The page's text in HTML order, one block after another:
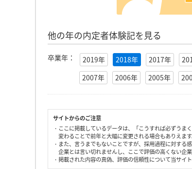
他の年の内定者体験記を見る
卒業年： 2019年 2018年 2017年
2007年
2006年 2005年
サイトからのご注意
・ここに掲載しているデータは、「こうすれば必ずう
変わることで前年と大幅に変更される場合もありえます
・また、言うまでもないことですが、採用過程に対す
企業とは言い切れませんし、ここで評価の高くない企
・掲載された内容の真偽、評価の信頼性について当サイ